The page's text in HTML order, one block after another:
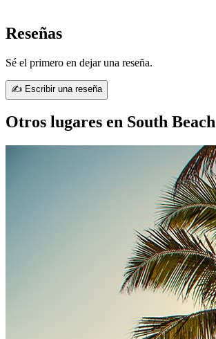
Reseñas
Sé el primero en dejar una reseña.
✍ Escribir una reseña
Otros lugares en South Beach